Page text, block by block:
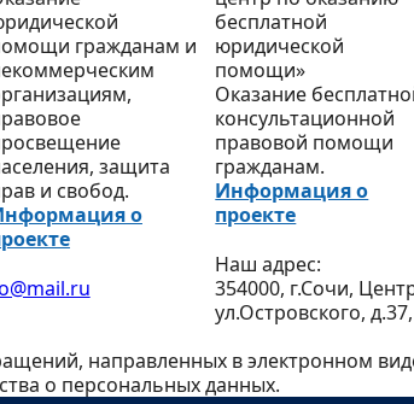
гражданам и
защита
и свобод.
о
бесплатной
юридической
помощи»
Оказание
консультационной
правовой помощи
гражданам.
Информация о
проекте
Наш адрес:
354000, г.Сочи,
ул.Островского,
направленных в электронном
о персональных данных.